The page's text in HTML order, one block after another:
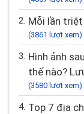
2. Mỗi lần
(3861 lượt xem)
3. Hình ảnh sau khi triệt lông vùng kín thay đổi như
thế nào?
(3580 lượt xem)
4. Top 7 địa